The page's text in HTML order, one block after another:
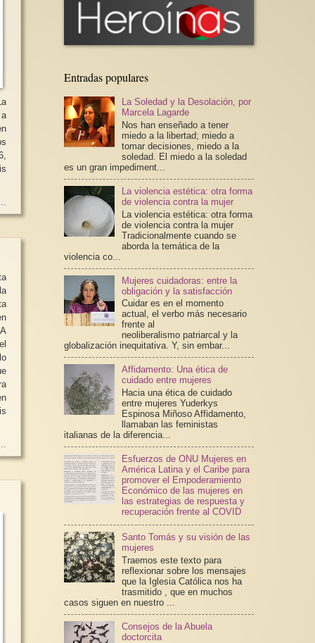
Entradas populares
La Soledad y la Desolación, por
Marcela Lagarde
Nos han enseñado a tener
miedo a la libertad; miedo a
tomar decisiones, miedo a la
soledad. El miedo a la soledad
es un gran impediment...
La violencia estética: otra forma
de violencia contra la mujer
La violencia estética: otra forma
de violencia contra la mujer
Tradicionalmente cuando se
aborda la temática de la
violencia co...
Mujeres cuidadoras: entre la
obligación y la satisfacción
Cuidar es en el momento
actual, el verbo más necesario
frente al
neoliberalismo patriarcal y la
globalización inequitativa. Y, sin embar...
Affidamento: Una ética de
cuidado entre mujeres
Hacia una ética de cuidado
entre mujeres Yuderkys
Espinosa Miñoso Affidamento,
llamaban las feministas
italianas de la diferencia...
Esfuerzos de ONU Mujeres en
América Latina y el Caribe para
promover el Empoderamiento
Económico de las mujeres en
las estrategias de respuesta y
recuperación frente al COVID
Santo Tomás y su visión de las
mujeres
Traemos este texto para
reflexionar sobre los mensajes
que la Iglesia Católica nos ha
trasmitido , que en muchos
casos siguen en nuestro ...
Consejos de la Abuela
doctorcita